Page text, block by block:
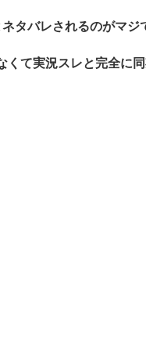
タバレされるのがマジ
くて実況スレと完全に